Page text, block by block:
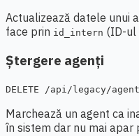
Actualizează datele unui
face prin id_intern (ID-ul
Ștergere agenți
DELETE /api/legacy/
Marchează un agent ca
în sistem dar nu mai apar